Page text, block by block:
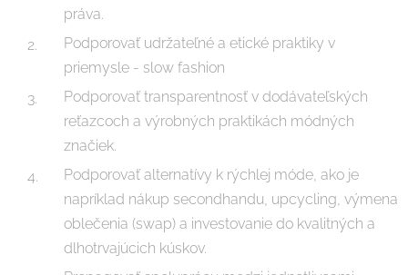
práva.
Podporovať udržateľné a etické praktiky v
priemysle - slow fashion
Podporovať transparentnosť v dodávateľských
reťazcoch a výrobných praktikách módných
značiek.
Podporovať alternatívy k rýchlej móde, ako je
napríklad nákup secondhandu, upcycling, výmena
oblečenia (swap) a investovanie do kvalitných a
dlhotrvajúcich kúskov.